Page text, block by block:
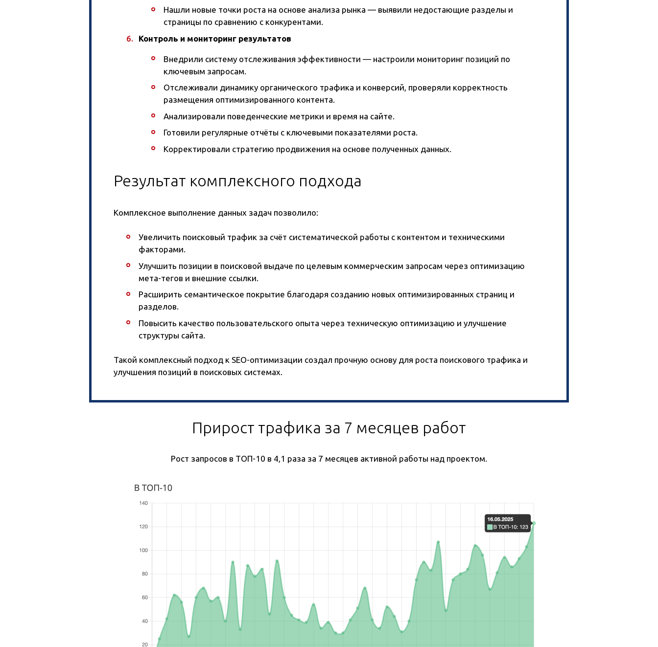
Нашли новые точки роста на основе анализа рынка — выявили недостающие разделы и
страницы по сравнению с конкурентами.
Контроль и мониторинг результатов
Внедрили систему отслеживания эффективности — настроили мониторинг позиций по
ключевым запросам.
Отслеживали динамику органического трафика и конверсий, проверяли корректность
размещения оптимизированного контента.
Анализировали поведенческие метрики и время на сайте.
Готовили регулярные отчёты с ключевыми показателями роста.
Корректировали стратегию продвижения на основе полученных данных.
Результат комплексного подхода
Комплексное выполнение данных задач позволило:
Увеличить поисковый трафик за счёт систематической работы с контентом и техническими
факторами.
Улучшить позиции в поисковой выдаче по целевым коммерческим запросам через оптимизацию
мета-тегов и внешние ссылки.
Расширить семантическое покрытие благодаря созданию новых оптимизированных страниц и
разделов.
Повысить качество пользовательского опыта через техническую оптимизацию и улучшение
структуры сайта.
Такой комплексный подход к SEO-оптимизации создал прочную основу для роста поискового трафика и
улучшения позиций в поисковых системах.
Прирост трафика за 7 месяцев работ
Рост запросов в ТОП-10 в 4,1 раза за 7 месяцев активной работы над проектом.